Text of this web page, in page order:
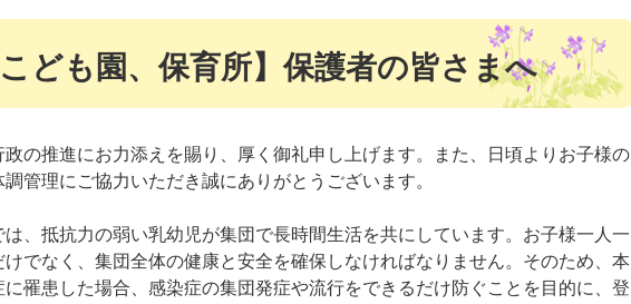
こども園、保育所】保護者の皆さまへ
の推進にお力添えを賜り、厚く御礼申し上げます。また、日頃よりお子様の
管理にご協力いただき誠にありがとうございます。
、抵抗力の弱い乳幼児が集団で長時間生活を共にしています。お子様一人一
けでなく、集団全体の健康と安全を確保しなければなりません。そのため、本
罹患した場合、感染症の集団発症や流行をできるだけ防ぐことを目的に、登